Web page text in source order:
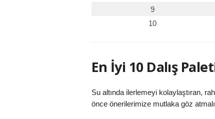
9
10
En İyi 10 Dalış
Su altında ilerlemeyi kolaylaştıran,
önce önerilerimize mutlaka göz